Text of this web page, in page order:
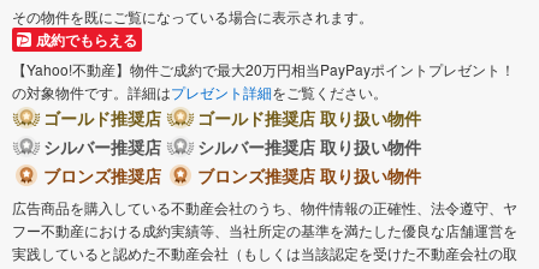
その物件を既にご覧になっている場合に表示されます。
成約でもらえる
【Yahoo!不動産】物件ご成約で最大20万円相当PayPayポイントプレゼント！
の対象物件です。詳細はプレゼント詳細をご覧ください。
ゴールド推奨店
ゴールド推奨店 取り扱い物件
シルバー推奨店
シルバー推奨店 取り扱い物件
ブロンズ推奨店
ブロンズ推奨店 取り扱い物件
広告商品を購入している不動産会社のうち、物件情報の正確性、法令遵守、ヤ
フー不動産における成約実績等、当社所定の基準を満たした優良な店舗運営を
実践していると認めた不動産会社（もしくは当該認定を受けた不動産会社の取